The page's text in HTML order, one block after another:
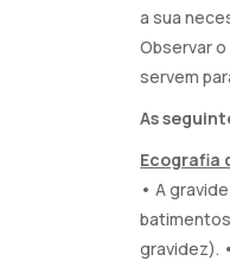
a sua
Observar
servem
As
Ecografia
• A
gravidez).